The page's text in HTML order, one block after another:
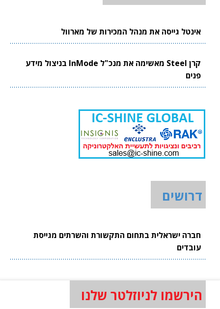
אינטל גייסה את מנהל המכירות של מארוול
קרן Steel מאשימה את מנכ"ל InMode בניצול מידע
פנים
דרושים
חברה ישראלית בתחום התקשורת והשרתים מגייסת
עובדים
הירשמו לניוזלטר שלנו